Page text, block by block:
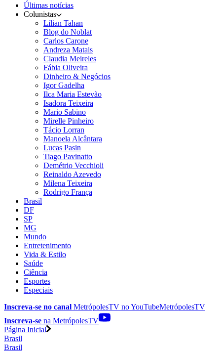
Últimas notícias
Colunistas
Lilian Tahan
Blog do Noblat
Carlos Carone
Andreza Matais
Claudia Meireles
Fábia Oliveira
Dinheiro & Negócios
Igor Gadelha
Ilca Maria Estevão
Isadora Teixeira
Mario Sabino
Mirelle Pinheiro
Tácio Lorran
Manoela Alcântara
Lucas Pasin
Tiago Pavinatto
Demétrio Vecchioli
Reinaldo Azevedo
Milena Teixeira
Rodrigo França
Brasil
DF
SP
MG
Mundo
Entretenimento
Vida & Estilo
Saúde
Ciência
Esportes
Especiais
Inscreva-se no canal MetrópolesTV noYouTubeMetrópolesTV
Inscreva-se na MetrópolesTV
Página Inicial
Brasil
Brasil